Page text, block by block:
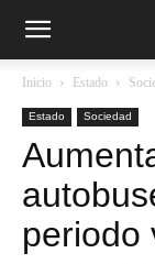
Inicio Estado
Estado Sociedad
periodo